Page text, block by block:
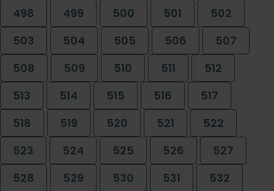
498
499 500 501
502
503
504 505 506
507
508
509 510 511
512
513
514 515 516
517
518
519 520 521
522
523
524 525 526
527
528
529 530 531
532